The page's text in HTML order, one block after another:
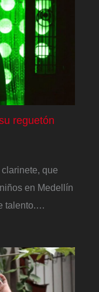
reguetón
que
en Medellín
talento.…